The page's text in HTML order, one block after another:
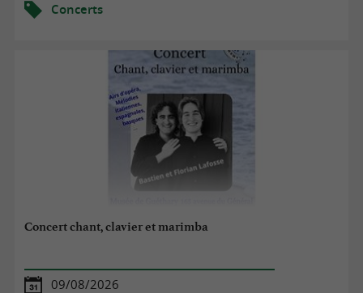
Concerts
Concert chant, clavier et marimba
09/08/2026